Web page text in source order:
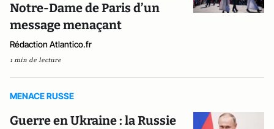
Notre-Dame de Paris d’un
message menaçant
Rédaction Atlantico.fr
1 min de lecture
MENACE RUSSE
Guerre en Ukraine : la Russie